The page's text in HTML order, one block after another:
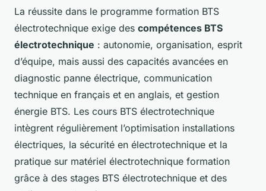
La réussite dans le programme formation BTS
électrotechnique exige des compétences BTS
électrotechnique : autonomie, organisation, esprit
d’équipe, mais aussi des capacités avancées en
diagnostic panne électrique, communication
technique en français et en anglais, et gestion
énergie BTS. Les cours BTS électrotechnique
intègrent régulièrement l’optimisation installations
électriques, la sécurité en électrotechnique et la
pratique sur matériel électrotechnique formation
grâce à des stages BTS électrotechnique et des